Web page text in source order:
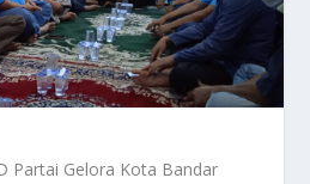
Partai Gelora Kota Bandar